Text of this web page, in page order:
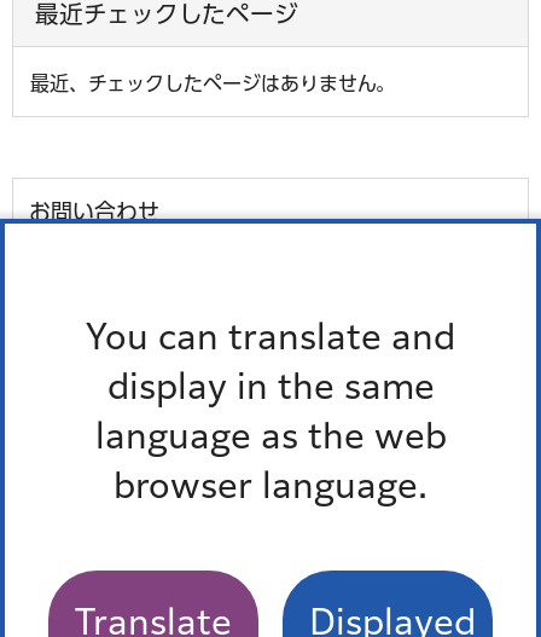
You can translate and
display in the same
language as the web
browser language.
Translate Displayed
最近チェックしたページ
最近、チェックしたページはありません。
お問い合わせ
ファックス番号：03-3578-2129
外国語対応が必要な人、通訳オペレーター、区の職員の
3人で会話ができます。
多言語対応三者通話サービス